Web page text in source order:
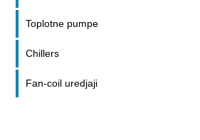
Toplotne pumpe
Chillers
Fan-coil uredjaji